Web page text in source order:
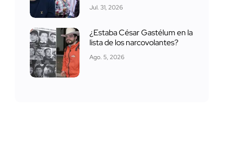
Jul. 31, 2026
¿Estaba César Gastélum en la
lista de los narcovolantes?
Ago. 5, 2026